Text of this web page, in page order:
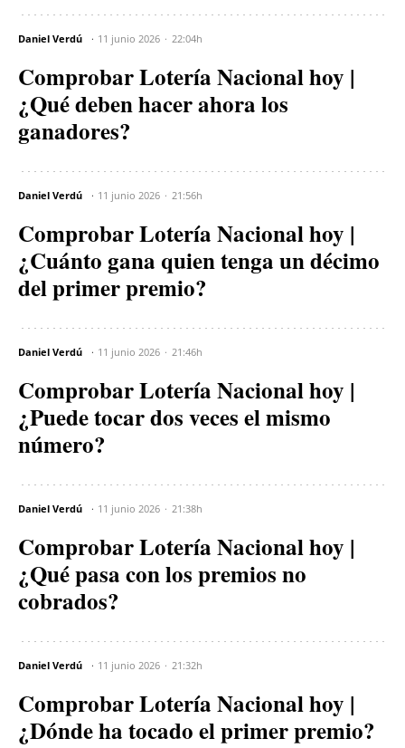
Daniel Verdú 11 junio 2026 22:04h
Comprobar Lotería Nacional hoy |
¿Qué deben hacer ahora los
ganadores?
Daniel Verdú 11 junio 2026 21:56h
Comprobar Lotería Nacional hoy |
¿Cuánto gana quien tenga un décimo
del primer premio?
Daniel Verdú 11 junio 2026 21:46h
Comprobar Lotería Nacional hoy |
¿Puede tocar dos veces el mismo
número?
Daniel Verdú 11 junio 2026 21:38h
Comprobar Lotería Nacional hoy |
¿Qué pasa con los premios no
cobrados?
Daniel Verdú 11 junio 2026 21:32h
Comprobar Lotería Nacional hoy |
¿Dónde ha tocado el primer premio?